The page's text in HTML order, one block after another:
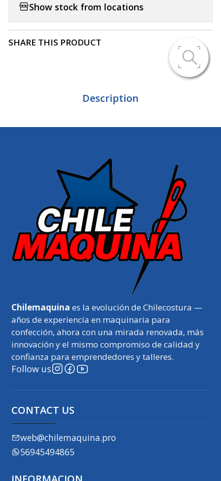
Show stock from locations
SHARE THIS PRODUCT
Description
Chilemaquina es la evolución de Chilecostura —
años de experiencia en maquinaria para
confección, ahora con una mirada renovada, más
innovación y el mismo compromiso de calidad y
confianza para emprendedores y talleres.
Follow us
CONTACT US
web@chilemaquina.pro
56945494865